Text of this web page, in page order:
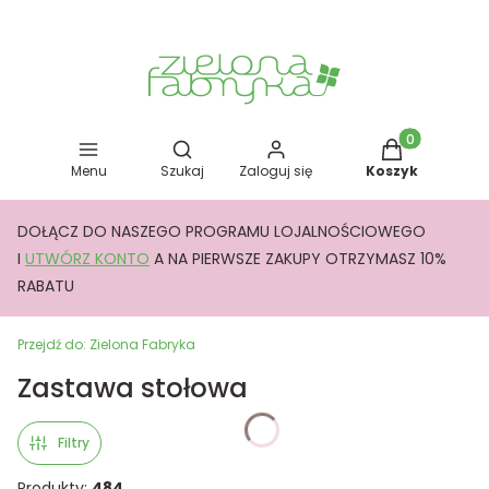
Menu
Otwórz wyszukiwarkę
Szukaj Zaloguj się
Produkty w
Koszyk
DOŁĄCZ DO NASZEGO PROGRAMU LOJALNOŚCIOWEGO
I UTWÓRZ KONTO A NA PIERWSZE ZAKUPY OTRZYMASZ 10%
RABATU
Przejdź do: Zielona Fabryka
Zastawa stołowa
Filtry